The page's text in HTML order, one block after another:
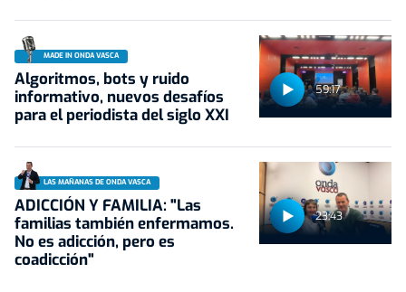
59:17
MADE IN ONDA VASCA
Algoritmos, bots y ruido
informativo, nuevos desafíos
para el periodista del siglo XXI
23:43
LAS MAÑANAS DE ONDA VASCA
ADICCIÓN Y FAMILIA: "Las
familias también enfermamos.
No es adicción, pero es
coadicción"